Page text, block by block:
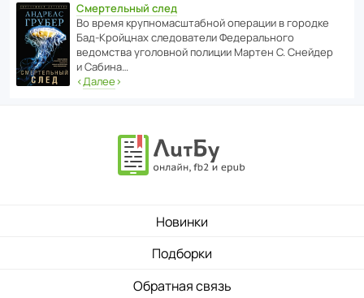
Смертельный след
Во время круп­но­мас­ш­та­бной операции в городке
Бад‑Крой­цнах следо­ва­тели Феде­раль­ного
ведомства уголо­вной полиции Мартен С. Снейдер
и Сабина…
‹Далее›
Новинки
Подборки
Обратная связь